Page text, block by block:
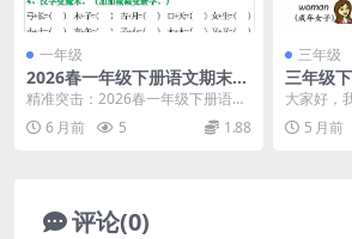
一年级
2026春一年级下册语文期末复
习每日一练全册考点通关专项
精准突击：2026春一年级下册语文
期末复习每日一练精华解析 大家
好，我是学科星。...
6 月前 5 1.88
三年级
三年级
6单元知
大家好，
下学期，
词认识转
5 月前
评论(0)